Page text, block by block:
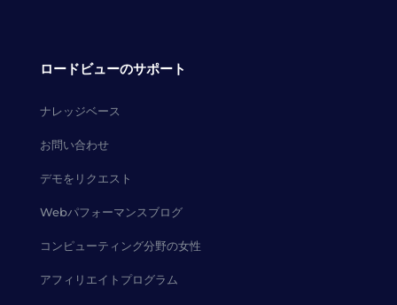
ロードビューのサポート
ナレッジベース
お問い合わせ
デモをリクエスト
Webパフォーマンスブログ
コンピューティング分野の女性
アフィリエイトプログラム